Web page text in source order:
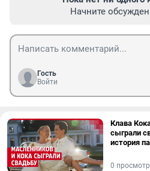
Начните
Гость
Войти
Клава
сыграли
история
0